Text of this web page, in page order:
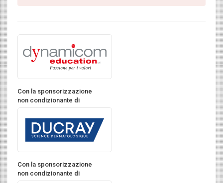
Con la sponsorizzazione
non condizionante di
Con la sponsorizzazione
non condizionante di